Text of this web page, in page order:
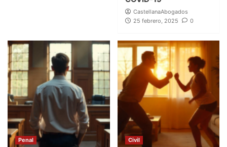
CastellanaAbogados
25 febrero, 2025
0
Penal Civil